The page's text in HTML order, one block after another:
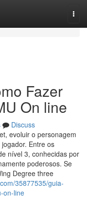
Fazer
On line
Discuss
evoluir o personagem
Entre os
nível 3, conhecidas por
poderosos. Se
Degree three
35877535/guia-
on-line